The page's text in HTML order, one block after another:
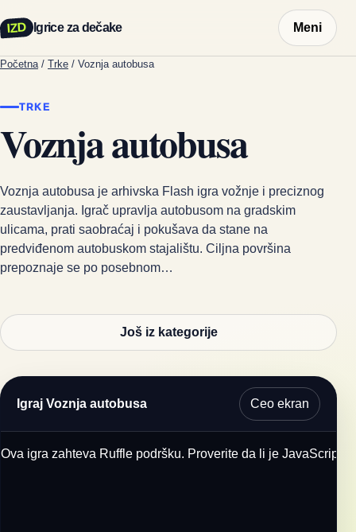
IZD Igrice za dečake Meni
Početna / Trke / Voznja autobusa
TRKE
Voznja autobusa
Voznja autobusa je arhivska Flash igra vožnje i preciznog
zaustavljanja. Igrač upravlja autobusom na gradskim
ulicama, prati saobraćaj i pokušava da stane na
predviđenom autobuskom stajalištu. Ciljna površina
prepoznaje se po posebnom…
Još iz kategorije
Igraj Voznja autobusa Ceo ekran
Ova igra zahteva Ruffle podršku. Proverite da li je JavaScript